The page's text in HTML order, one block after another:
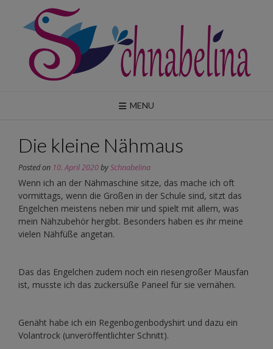
content
MENU
Die kleine Nähmaus
Posted on 10. April 2020bySchnabelina
Wenn ich an der Nähmaschine sitze, das mache ich oft
vormittags, wenn die Großen in der Schule sind, sitzt das
Engelchen meistens neben mir und spielt mit allem, was
mein Nähzubehör hergibt. Besonders haben es ihr meine
vielen Nähfüße angetan.
Das das Engelchen zudem noch ein riesengroßer Mausfan
ist, musste ich das zuckersüße Paneel für sie vernähen.
Genäht habe ich ein Regenbogenbodyshirt und dazu ein
Volantrock (unveröffentlichter Schnitt).